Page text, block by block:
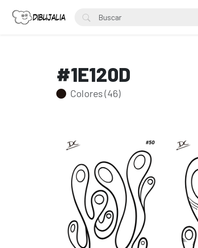
#1E120D
Colores (46)